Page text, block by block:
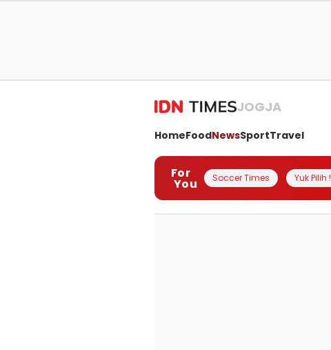
JOGJA
HomeFoodNewsSportTravel
For
You Soccer Times Yuk Pilih !